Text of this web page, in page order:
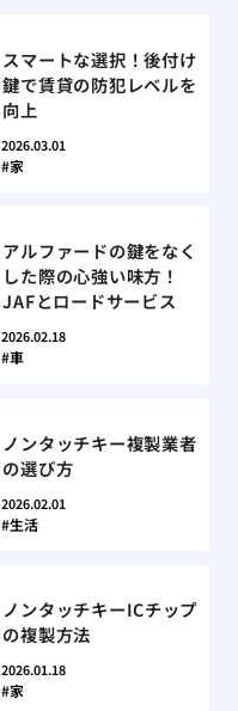
スマートな選択！後付け
鍵で賃貸の防犯レベルを
向上
2026.03.01
家
アルファードの鍵をなく
した際の心強い味方！
JAFとロードサービス
2026.02.18
車
ノンタッチキー複製業者
の選び方
2026.02.01
生活
ノンタッチキーICチップ
の複製方法
2026.01.18
家